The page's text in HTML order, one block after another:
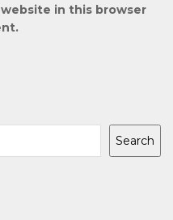
website in this browser
Search